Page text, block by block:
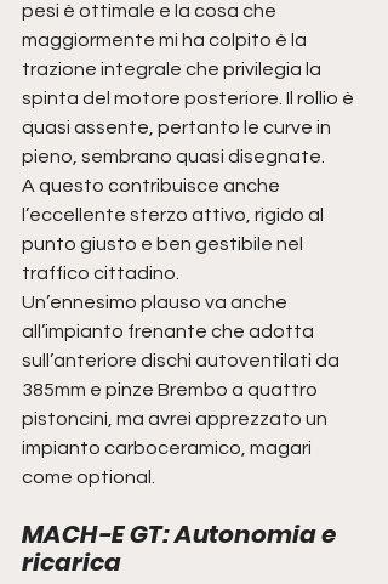
pesi è ottimale e la cosa che
maggiormente mi ha colpito è la
trazione integrale che privilegia la
spinta del motore posteriore. Il rollio è
quasi assente, pertanto le curve in
pieno, sembrano quasi disegnate.
A questo contribuisce anche
l’eccellente sterzo attivo, rigido al
punto giusto e ben gestibile nel
traffico cittadino.
Un’ennesimo plauso va anche
all’impianto frenante che adotta
sull’anteriore dischi autoventilati da
385mm e pinze Brembo a quattro
pistoncini, ma avrei apprezzato un
impianto carboceramico, magari
come optional.
MACH-E GT: Autonomia e
ricarica